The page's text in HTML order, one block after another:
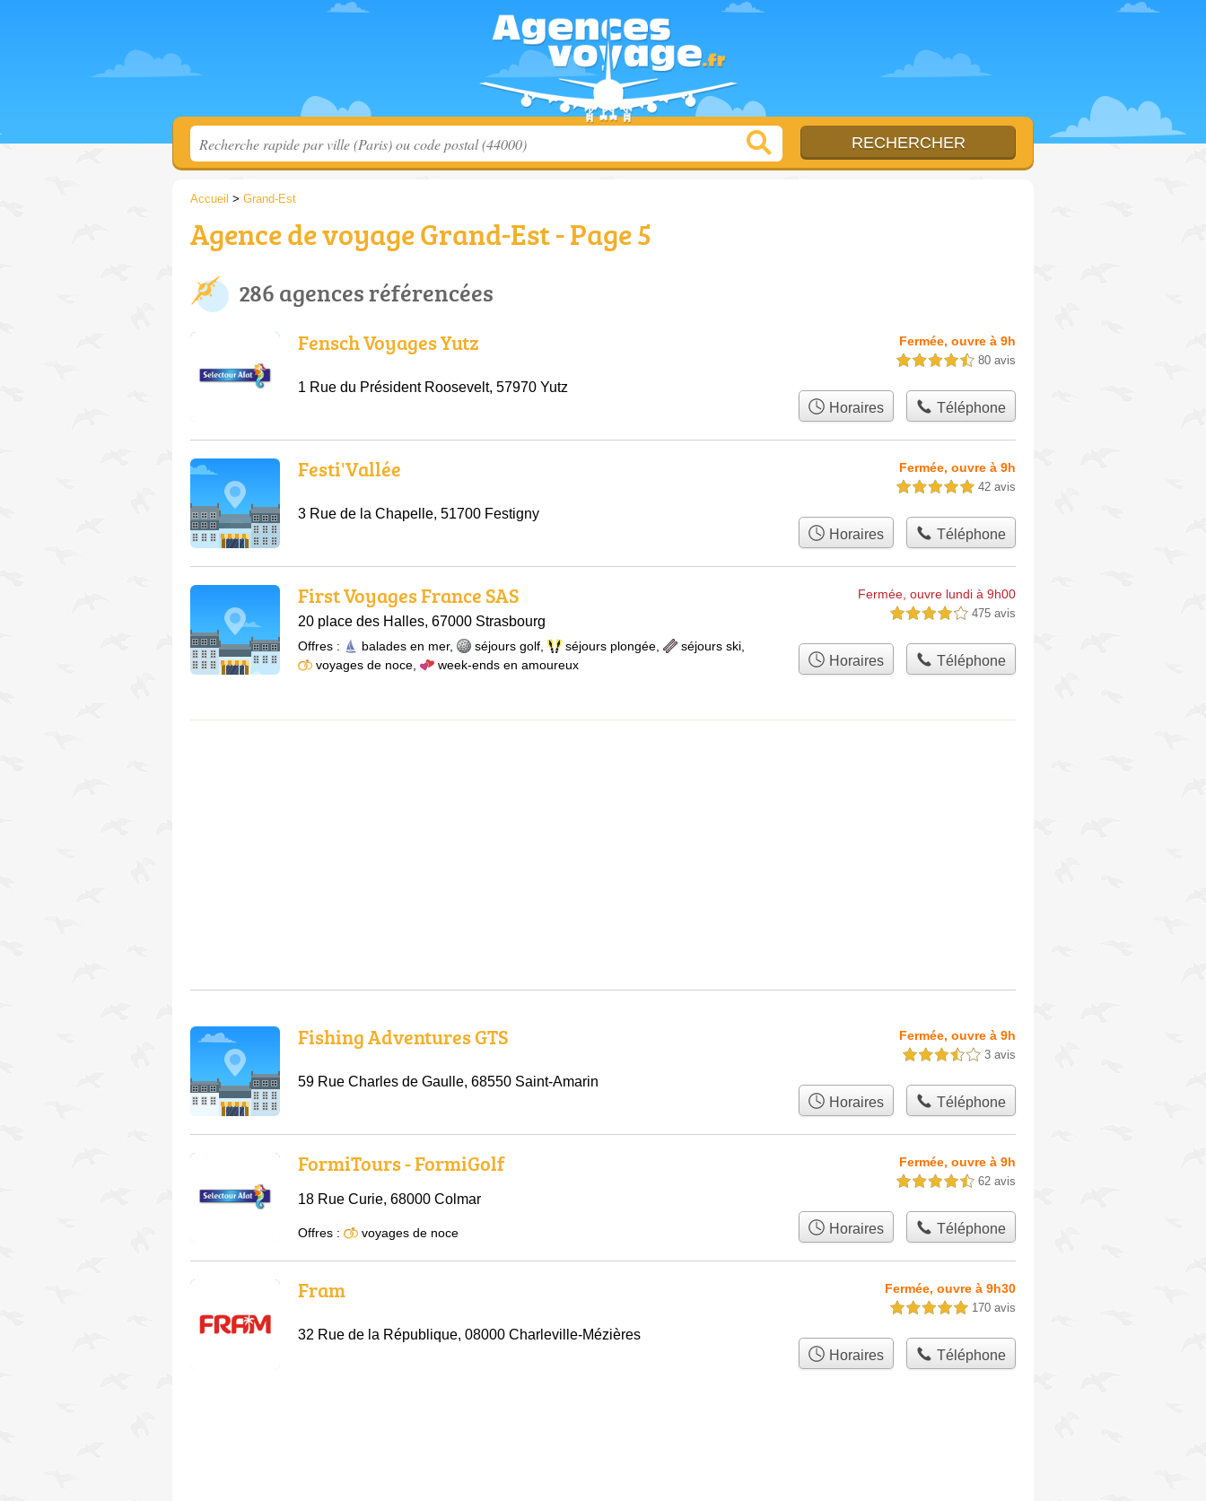
Accueil > Grand-Est
Agence de voyage Grand-Est - Page 5
286 agences référencées
Fensch Voyages Yutz
1 Rue du Président Roosevelt, 57970 Yutz
Fermée, ouvre à 9h
4,5 étoiles sur 5 80 avis
Horaires Téléphone
Festi'Vallée
3 Rue de la Chapelle, 51700 Festigny
Fermée, ouvre à 9h
5,0 étoiles sur 5 42 avis
Horaires Téléphone
First Voyages France SAS
20 place des Halles, 67000 Strasbourg
Fermée, ouvre lundi à 9h00
4,0 étoiles sur 5 475 avis
Offres : balades en mer, séjours golf séjours plongée séjours ski
voyages de noce
week-ends en amoureux Horaires Téléphone
Fishing Adventures GTS
59 Rue Charles de Gaulle, 68550 Saint-Amarin
Fermée, ouvre à 9h
3,5 étoiles sur 5 3 avis
Horaires Téléphone
FormiTours - FormiGolf
18 Rue Curie, 68000 Colmar
Fermée, ouvre à 9h
4,5 étoiles sur 5 62 avis
Offres : voyages de noce Horaires Téléphone
Fram
32 Rue de la République, 08000 Charleville-Mézières
Fermée, ouvre à 9h30
5,0 étoiles sur 5 170 avis
Horaires Téléphone